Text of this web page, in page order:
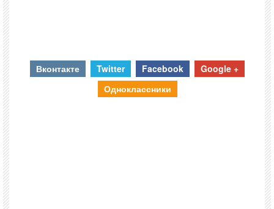
Вконтакте Twitter Facebook
Google +
Одноклассники